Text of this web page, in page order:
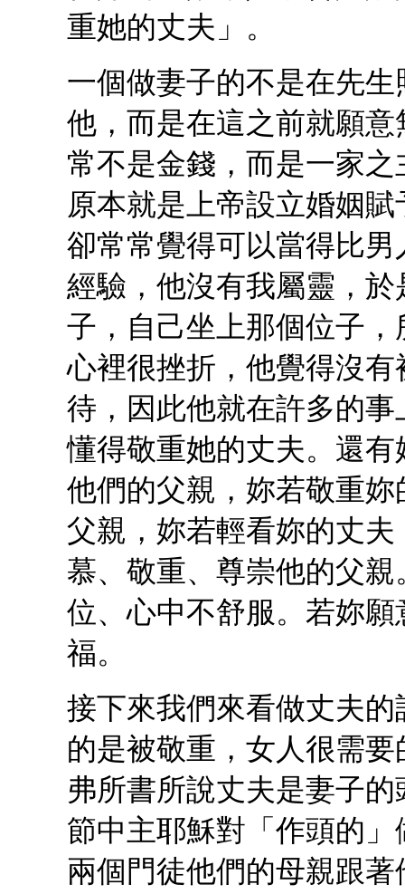
重她的丈夫」。
一個做妻子的不是在先
他，而是在這之前就願
常不是金錢，而是一家
原本就是上帝設立婚姻
卻常常覺得可以當得比
經驗，他沒有我屬靈，
子，自己坐上那個位子
心裡很挫折，他覺得沒
待，因此他就在許多的
懂得敬重她的丈夫。還
他們的父親，妳若敬重
父親，妳若輕看妳的丈
慕、敬重、尊崇他的父
位、心中不舒服。若妳
福。
接下來我們來看做丈夫
的是被敬重，女人很需
弗所書所說丈夫是妻子
節中主耶穌對「作頭的
兩個門徒他們的母親跟